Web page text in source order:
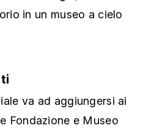
in un museo a cielo
va ad aggiungersi ai
Fondazione e Museo